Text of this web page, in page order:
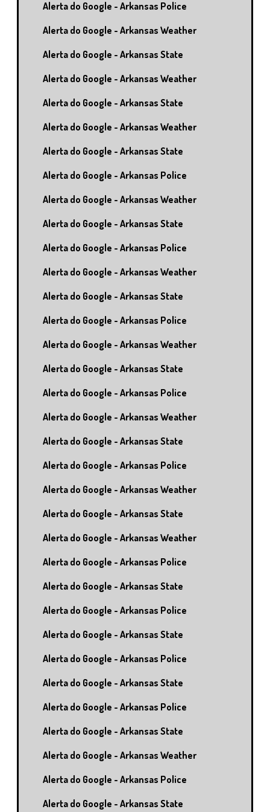
Alerta do Google - Arkansas Police
Alerta do Google - Arkansas Weather
Alerta do Google - Arkansas State
Alerta do Google - Arkansas Weather
Alerta do Google - Arkansas State
Alerta do Google - Arkansas Weather
Alerta do Google - Arkansas State
Alerta do Google - Arkansas Police
Alerta do Google - Arkansas Weather
Alerta do Google - Arkansas State
Alerta do Google - Arkansas Police
Alerta do Google - Arkansas Weather
Alerta do Google - Arkansas State
Alerta do Google - Arkansas Police
Alerta do Google - Arkansas Weather
Alerta do Google - Arkansas State
Alerta do Google - Arkansas Police
Alerta do Google - Arkansas Weather
Alerta do Google - Arkansas State
Alerta do Google - Arkansas Police
Alerta do Google - Arkansas Weather
Alerta do Google - Arkansas State
Alerta do Google - Arkansas Weather
Alerta do Google - Arkansas Police
Alerta do Google - Arkansas State
Alerta do Google - Arkansas Police
Alerta do Google - Arkansas State
Alerta do Google - Arkansas Police
Alerta do Google - Arkansas State
Alerta do Google - Arkansas Police
Alerta do Google - Arkansas State
Alerta do Google - Arkansas Weather
Alerta do Google - Arkansas Police
Alerta do Google - Arkansas State